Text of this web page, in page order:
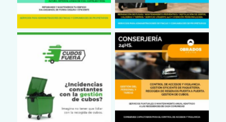
Sacar Cubos Conserjería